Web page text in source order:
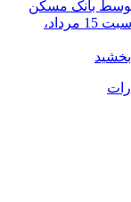
پیام مدیرعامل بانک توسعه تعاون به مناسبت 15 مرداد،